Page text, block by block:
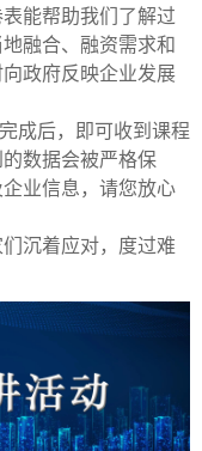
能帮助我们了解过
融合、融资需求和
政府反映企业发展
成后，即可收到课程
数据会被严格保
业信息，请您放心
沉着应对，度过难